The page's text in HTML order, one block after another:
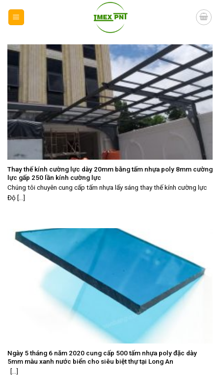
Thay thế kính cường lực dày 20mm bằng tấm nhựa poly 8mm cường
lực gấp 250 lần kính cường lực
Chúng tôi chuyên cung cấp tấm nhựa lấy sáng thay thế kính cường lực
Độ [...]
Ngày 5 tháng 6 năm 2020 cung cấp 500 tấm nhựa poly đặc dày
5mm màu xanh nước biển cho siêu biệt thự tại Long An
[...]